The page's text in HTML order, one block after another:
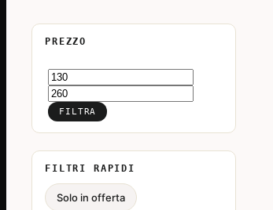
PREZZO
Prezzo
Min
Prezzo
Max
FILTRA
FILTRI RAPIDI
Solo in offerta